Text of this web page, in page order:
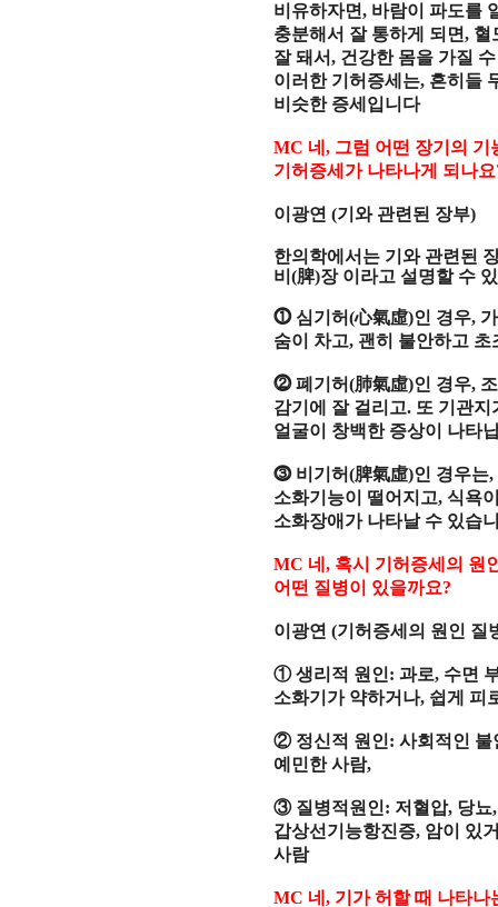
비유하자면, 바람이 파도를
충분해서 잘 통하게 되면, 혈
잘 돼서, 건강한 몸을 가질
이러한 기허증세는, 흔히들
비슷한 증세입니다
MC 네, 그럼 어떤 장기의 기
기허증세가 나타나게 되나요
이광연(기와 관련된 장부)
한의학에서는 기와 관련된
비(脾)장 이라고 설명할 수
⓵ 심기허(心氣虛)인 경우,
숨이 차고, 괜히 불안하고
⓶폐기허(肺氣虛)인 경우,
감기에 잘 걸리고. 또 기관지
얼굴이 창백한 증상이 나타
⓷ 비기허(脾氣虛)인 경우는,
소화기능이 떨어지고, 식욕
소화장애가 나타날 수 있습
MC 네, 혹시 기허증세의 원
어떤 질병이 있을까요?
이광연(기허증세의 원인 질
①생리적 원인:과로, 수면
소화기가 약하거나, 쉽게 피
② 정신적 원인:사회적인 불
예민한 사람,
③ 질병적원인: 저혈압, 당뇨
갑상선기능항진증, 암이 있
사람
MC 네, 기가 허할 때 나타나